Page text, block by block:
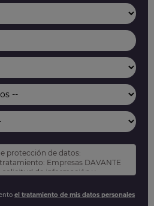
protección de datos:
Empresas DAVANTE
solicitud de información y
rectificar y suprimir sus
derechos tal y como se explica
el tratamiento de mis datos personales